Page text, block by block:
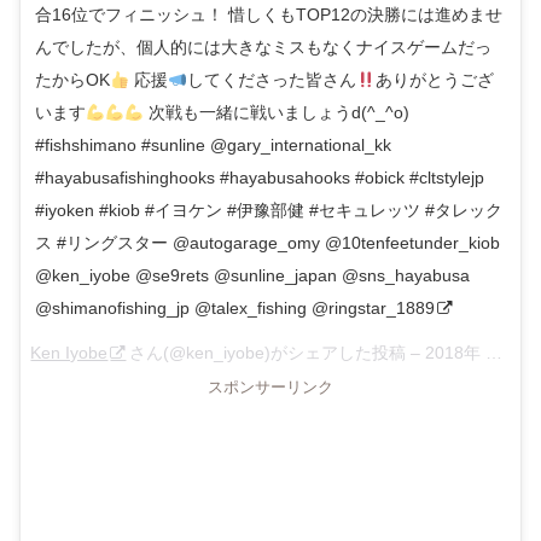
合16位でフィニッシュ！ 惜しくもTOP12の決勝には進めませ
んでしたが、個人的には大きなミスもなくナイスゲームだっ
たからOK
応援 してくださった皆さん
ありがとうござ
います
次戦も一緒に戦いましょうd(^_^o)
#fishshimano #sunline @gary_international_kk
#hayabusafishinghooks #hayabusahooks #obick #cltstylejp
#iyoken #kiob #イヨケン #伊豫部健 #セキュレッツ #タレック
ス #リングスター @autogarage_omy @10tenfeetunder_kiob
@ken_iyobe @se9rets @sunline_japan @sns_hayabusa
@shimanofishing_jp @talex_fishing @ringstar_1889
Ken Iyobe さん(@ken_iyobe)がシェアした投稿 – 2018年 4月月20日午後4時23分PDT
スポンサーリンク